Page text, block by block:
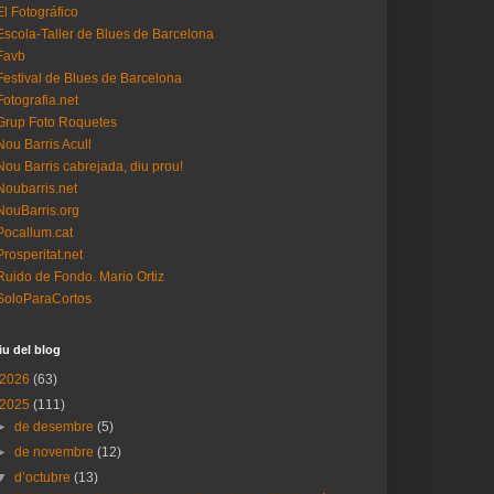
Fotográfico
Taller de Blues de Barcelona
de Blues de Barcelona
Foto Roquetes
Barris Acull
Barris cabrejada, diu prou!
de Fondo. Mario Ortiz
del blog
2026 (63)
2025 (111)
de desembre(5)
de novembre(12)
d’octubre(13)